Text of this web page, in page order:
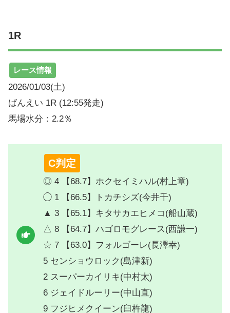
1R
レース情報
2026/01/03(土)
ばんえい 1R (12:55発走)
馬場水分：2.2％
C判定
◎ 4 【68.7】ホクセイミハル(村上章)
◯ 1 【66.5】トカチシズ(今井千)
▲ 3 【65.1】キタサカエヒメコ(船山蔵)
△ 8 【64.7】ハゴロモグレース(西謙一)
☆ 7 【63.0】フォルゴーレ(長澤幸)
5 センショウロック(島津新)
2 スーパーカイリキ(中村太)
6 ジェイドルーリー(中山直)
9 フジヒメクイーン(臼杵龍)